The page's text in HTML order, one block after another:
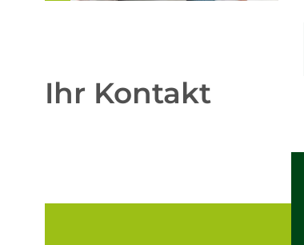
Ihr Kontakt